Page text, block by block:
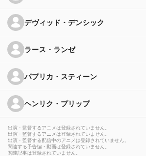
デヴィッド・デンシック
ラース・ランゼ
パプリカ・スティーン
ヘンリク・プリップ
出演・監督するアニメは登録されていません。
出演・監督するアニメは登録されていません。
出演・監督する配信中のアニメは登録されていません。
関連する予告編・動画は登録されていません。
関連記事は登録されていません。